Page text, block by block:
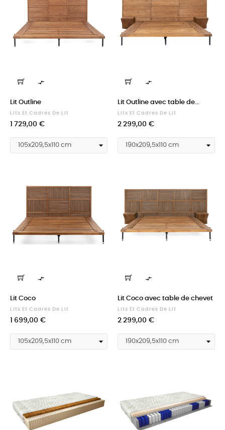

Lit Outline
Lits Et Cadres De Lit
Prix
1 729,00 €

Lit Outline avec table de...
Lits Et Cadres De Lit
Prix
2 299,00 €

Lit Coco
Lits Et Cadres De Lit
Prix
1 699,00 €

Lit Coco avec table de chevet
Lits Et Cadres De Lit
Prix
2 299,00 €